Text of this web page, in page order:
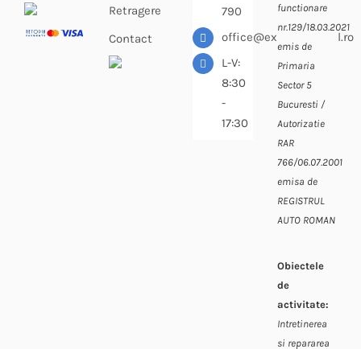
Retragere
Contact
790
office@expressdiesel.ro
L-V:
8:30
-
17:30
functionare
nr.129/18.03.2021
emis de
Primaria
Sector 5
Bucuresti /
Autorizatie
RAR
766/06.07.2001
emisa de
REGISTRUL
AUTO ROMAN
Obiectele
de
activitate:
Intretinerea
si repararea